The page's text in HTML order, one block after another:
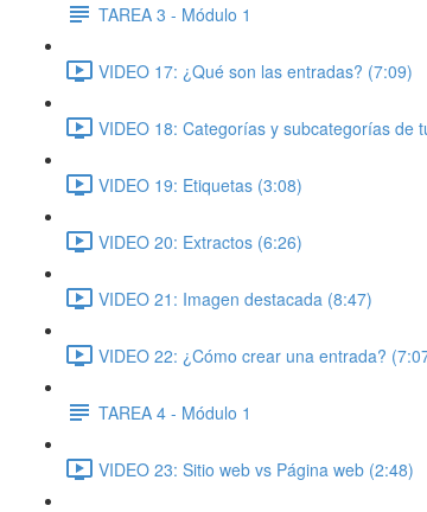
TAREA 3 - Módulo 1
VIDEO 17: ¿Qué son las entradas? (7:09)
VIDEO 18: Categorías y subcategorías de
VIDEO 19: Etiquetas (3:08)
VIDEO 20: Extractos (6:26)
VIDEO 21: Imagen destacada (8:47)
VIDEO 22: ¿Cómo crear una entrada?
TAREA 4 - Módulo 1
VIDEO 23: Sitio web vs Página web (2:48)